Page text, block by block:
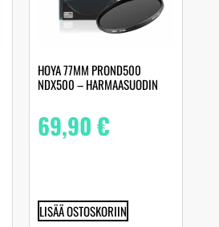
HOYA 77MM PROND500
NDX500 – HARMAASUODIN
69,90€
LISÄÄ OSTOSKORIIN